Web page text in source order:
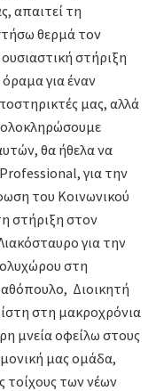
απαιτεί τη
θερμά τον
στήριξη
για έναν
μας, αλλά
ολοκληρώσουμε
θα ήθελα να
για την
του Κοινωνικού
στήριξη στον
για την
στη
Διοικητή
στη μακροχρόνια
μνεία οφείλω στους
μας ομάδα,
τοίχους των νέων